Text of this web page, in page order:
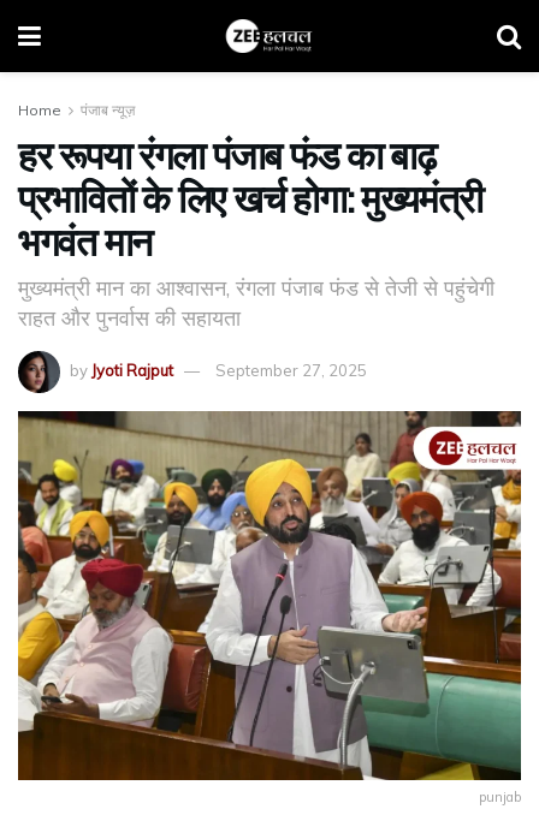
Home पंजाब न्यूज़
हर रूपया रंगला पंजाब फंड का बाढ़
प्रभावितों के लिए खर्च होगा: मुख्यमंत्री
भगवंत मान
मुख्यमंत्री मान का आश्वासन, रंगला पंजाब फंड से तेजी से पहुंचेगी
राहत और पुनर्वास की सहायता
by Jyoti Rajput September 27, 2025
punjab